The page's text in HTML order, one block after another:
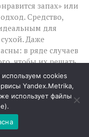
запах» или
Средство,
для
Даже
в ряде случаев
чтобы их решать.
уход начинается
потребностей — а
стойкий эффект
ежедневной
cookies
Yandex.Metrika,
использует файлы
).